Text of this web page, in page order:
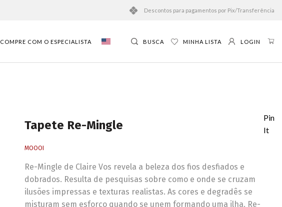
Descontos para pagamentos por Pix/Transferência
COMPRE COM O ESPECIALISTA BUSCA MINHA LISTA LOGIN
Tapete Re-Mingle
Pin
It
MOOOI
Re-Mingle de Claire Vos revela a beleza dos fios desfiados e
dobrados. Resulta de pesquisas sobre como e onde se cruzam
ilusões impressas e texturas realistas. As cores e degradês se
misturam sem esforço quando se unem formando uma ilha. Re-